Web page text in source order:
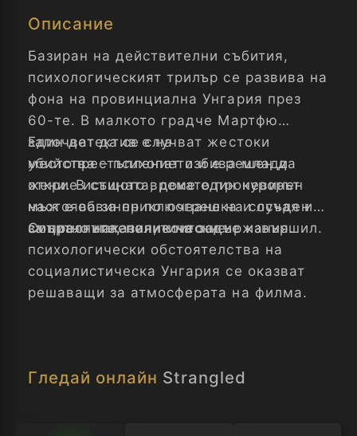
Описание
Базиран на действителни събития,
психологическият трилър се развива на
фона на провинциална Унгария през
60-те. В малкото градче Мартфю
започват да се случват жестоки
убийства – психопат избива млади
жени. В същото време един невинен
мъж е обвинен по погрешка и осъден
за престъпления, които не е извършил.
Един детектив е на
местопрестъплението и е решен да
открие истината, докато прокурорът
настоява за приключване на случая и
смъртно наказание на задържания.
Социалните, политически и
психологически обстоятелства на
социалистическа Унгария се оказват
решаващи за атмосферата на филма.
Гледай онлайн Strangled